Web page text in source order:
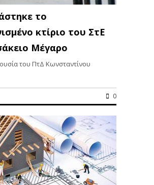
το
κτίριο του ΣτΕ
Μέγαρο
του ΠτΔ Κωνσταντίνου
0